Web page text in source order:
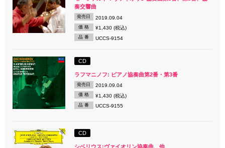
奏交響曲
発売日 2019.09.04
価 格 ¥1,430 (税込)
品 番 UCCS-9154
CD
ラフマニノフ: ピアノ協奏曲第2番・第3番
発売日 2019.09.04
価 格 ¥1,430 (税込)
品 番 UCCS-9155
CD
シベリウス:ヴァイオリン協奏曲、他